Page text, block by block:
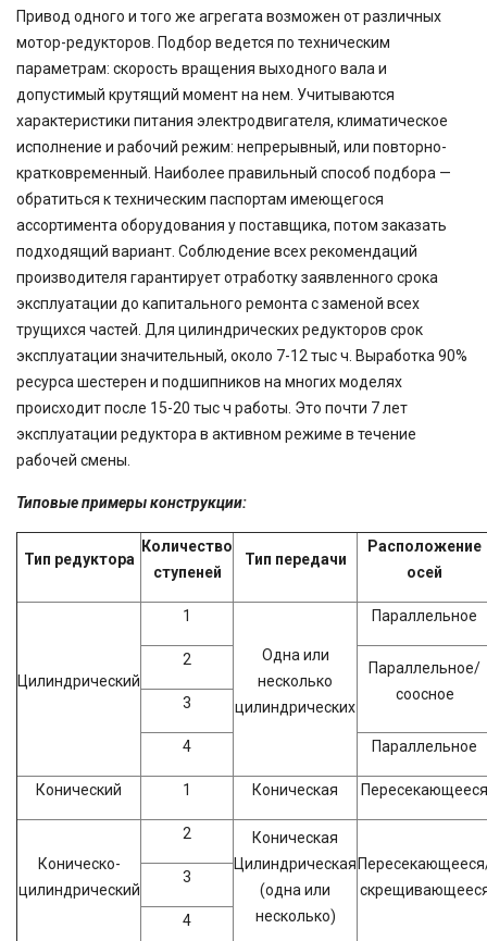
Привод одного и того же агрегата возможен от различных
мотор-редукторов. Подбор ведется по техническим
параметрам: скорость вращения выходного вала и
допустимый крутящий момент на нем. Учитываются
характеристики питания электродвигателя, климатическое
исполнение и рабочий режим: непрерывный, или повторно-
кратковременный. Наиболее правильный способ подбора —
обратиться к техническим паспортам имеющегося
ассортимента оборудования у поставщика, потом заказать
подходящий вариант. Соблюдение всех рекомендаций
производителя гарантирует отработку заявленного срока
эксплуатации до капитального ремонта с заменой всех
трущихся частей. Для цилиндрических редукторов срок
эксплуатации значительный, около 7-12 тыс ч. Выработка 90%
ресурса шестерен и подшипников на многих моделях
происходит после 15-20 тыс ч работы. Это почти 7 лет
эксплуатации редуктора в активном режиме в течение
рабочей смены.
Типовые примеры конструкции:
Тип редуктора
Количество
ступеней
Тип передачи
Расположение
осей
Цилиндрический
1
Одна или
несколько
цилиндрических
Параллельное
2
Параллельное/
соосное
3
4 Параллельное
Конический 1 Коническая Пересекающееся
Коническо-
цилиндрический
2
Коническая
Цилиндрическая
(одна или
несколько)
3
4